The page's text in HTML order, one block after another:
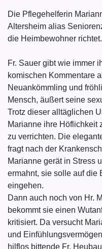
Die Pflegehelferin
Altersheim alias
die Heimbewohner richtet.
Fr. Sauer gibt wie immer
komischen Kommentare
Neuankömmling und
Mensch, äußert seine
Trotz dieser alltäglichen
Marianne ihre Höflichkeit
zu verrichten. Die
fragt nach der
Marianne gerät in Stress
ermahnt, sie solle auf die
eingehen.
Dann auch noch von Hr.
bekommt sie einen
kritisiert. Da versucht
und
hilflos bittende Fr.